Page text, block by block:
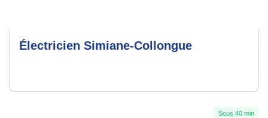
Électricien Simiane-Collongue
Sous 40 min